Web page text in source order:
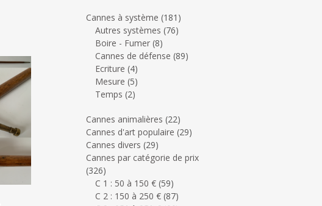
Cannes à système (181)
Autres systèmes (76)
Boire - Fumer (8)
Cannes de défense (89)
Ecriture (4)
Mesure (5)
Temps (2)
Cannes animalières (22)
Cannes d'art populaire (29)
Cannes divers (29)
Cannes par catégorie de prix
(326)
C 1 : 50 à 150 € (59)
C 2 : 150 à 250 € (87)